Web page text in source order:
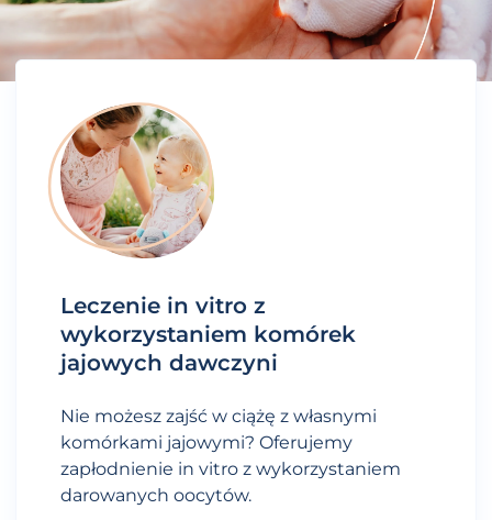
Leczenie in vitro z
wykorzystaniem komórek
jajowych dawczyni
Nie możesz zajść w ciążę z własnymi
komórkami jajowymi? Oferujemy
zapłodnienie in vitro z wykorzystaniem
darowanych oocytów.